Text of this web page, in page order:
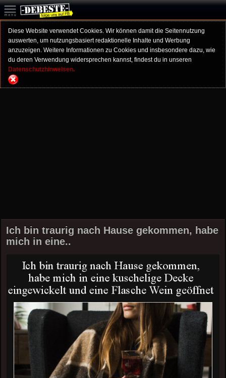
Diese Website verwendet Cookies. Wir können damit die Seitennutzung
auswerten, um nutzungsbasiert redaktionelle Inhalte und Werbung
anzuzeigen. Weitere Informationen zu Cookies und insbesondere dazu, wie
du deren Verwendung widersprechen kannst, findest du in unseren
Datenschutzhinweisen.
Ich bin traurig nach Hause gekommen, habe
mich in eine..